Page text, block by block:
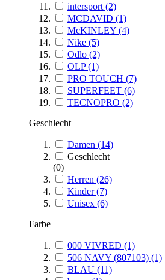
intersport (2)
MCDAVID (1)
McKINLEY (4)
Nike (5)
Odlo (2)
OLP(1)
PRO TOUCH (7)
SUPERFEET (6)
TECNOPRO (2)
Geschlecht
Damen (14)
Geschlecht
(0)
Herren (26)
Kinder(7)
Unisex (6)
Farbe
000 VIVRED (1)
506 NAVY (807103) (1)
BLAU (11)